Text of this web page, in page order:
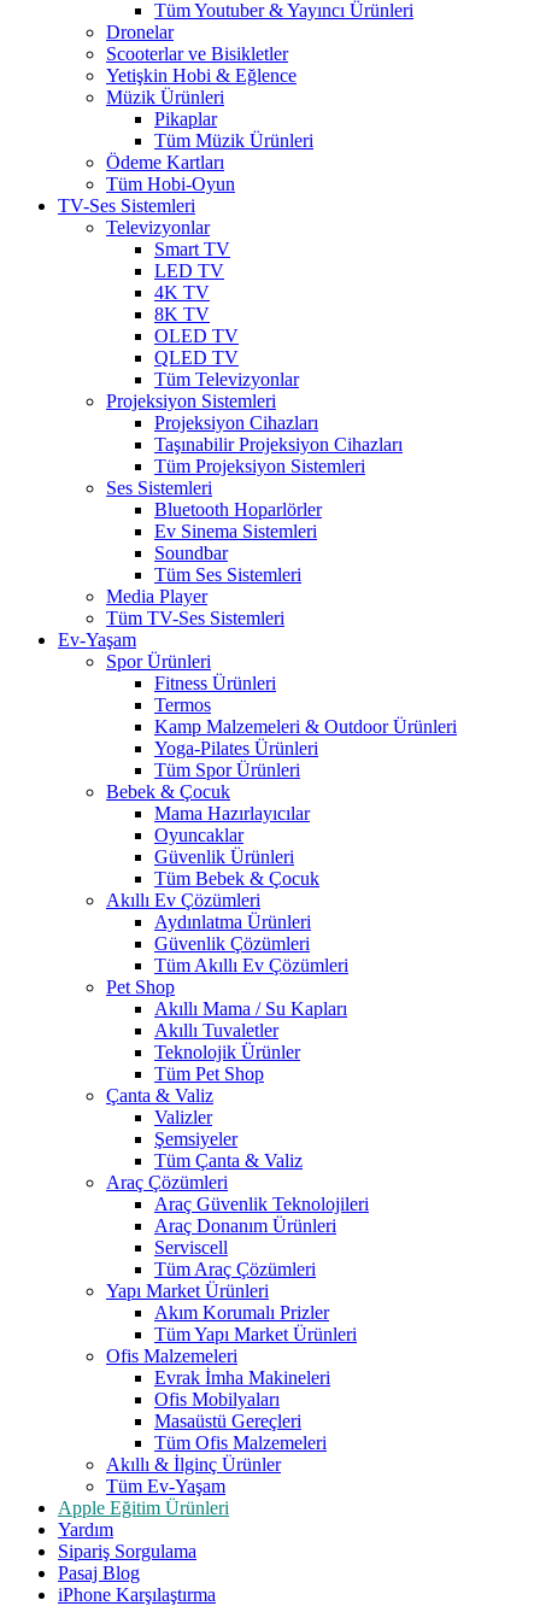
Tüm Youtuber & Yayıncı Ürünleri
Dronelar
Scooterlar ve Bisikletler
Yetişkin Hobi & Eğlence
Müzik Ürünleri
Pikaplar
Tüm Müzik Ürünleri
Ödeme Kartları
Tüm Hobi-Oyun
TV-Ses Sistemleri
Televizyonlar
Smart TV
LED TV
4K TV
8K TV
OLED TV
QLED TV
Tüm Televizyonlar
Projeksiyon Sistemleri
Projeksiyon Cihazları
Taşınabilir Projeksiyon Cihazları
Tüm Projeksiyon Sistemleri
Ses Sistemleri
Bluetooth Hoparlörler
Ev Sinema Sistemleri
Soundbar
Tüm Ses Sistemleri
Media Player
Tüm TV-Ses Sistemleri
Ev-Yaşam
Spor Ürünleri
Fitness Ürünleri
Termos
Kamp Malzemeleri & Outdoor Ürünleri
Yoga-Pilates Ürünleri
Tüm Spor Ürünleri
Bebek & Çocuk
Mama Hazırlayıcılar
Oyuncaklar
Güvenlik Ürünleri
Tüm Bebek & Çocuk
Akıllı Ev Çözümleri
Aydınlatma Ürünleri
Güvenlik Çözümleri
Tüm Akıllı Ev Çözümleri
Pet Shop
Akıllı Mama / Su Kapları
Akıllı Tuvaletler
Teknolojik Ürünler
Tüm Pet Shop
Çanta & Valiz
Valizler
Şemsiyeler
Tüm Çanta & Valiz
Araç Çözümleri
Araç Güvenlik Teknolojileri
Araç Donanım Ürünleri
Serviscell
Tüm Araç Çözümleri
Yapı Market Ürünleri
Akım Korumalı Prizler
Tüm Yapı Market Ürünleri
Ofis Malzemeleri
Evrak İmha Makineleri
Ofis Mobilyaları
Masaüstü Gereçleri
Tüm Ofis Malzemeleri
Akıllı & İlginç Ürünler
Tüm Ev-Yaşam
Apple Eğitim Ürünleri
Yardım
Sipariş Sorgulama
Pasaj Blog
iPhone Karşılaştırma